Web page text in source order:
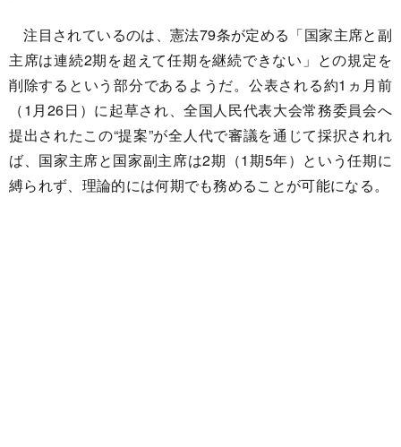
注目されているのは、憲法79条が定める「国家主席と副
主席は連続2期を超えて任期を継続できない」との規定を
削除するという部分であるようだ。公表される約1ヵ月前
（1月26日）に起草され、全国人民代表大会常務委員会へ
提出されたこの“提案”が全人代で審議を通じて採択されれ
ば、国家主席と国家副主席は2期（1期5年）という任期に
縛られず、理論的には何期でも務めることが可能になる。